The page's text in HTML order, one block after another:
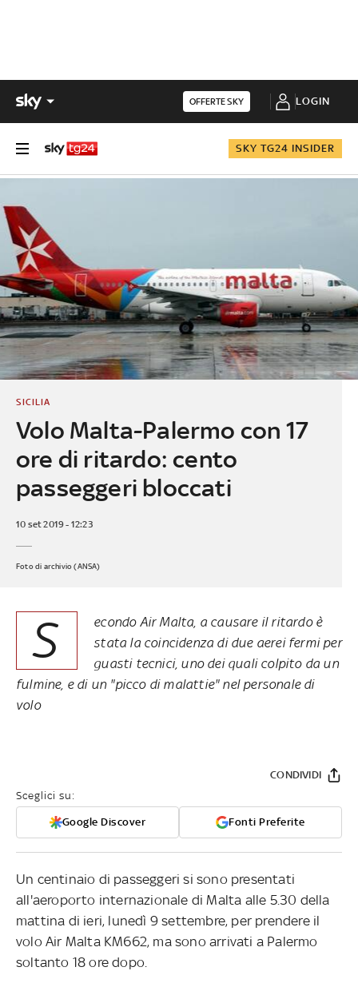
OFFERTE SKY LOGIN
SKY TG24 INSIDER
Volo Malta-Palermo con 17
ore di ritardo: cento
passeggeri bloccati
SICILIA
10 set 2019 - 12:23
Foto di archivio (ANSA)
S
econdo Air Malta, a causare il ritardo è
stata la coincidenza di due aerei fermi per
guasti tecnici, uno dei quali colpito da un
fulmine, e di un "picco di malattie" nel personale di
volo
Sceglici su:
Google Discover Fonti Preferite
CONDIVIDI
Un centinaio di passeggeri si sono presentati
all'aeroporto internazionale di Malta alle 5.30 della
mattina di ieri, lunedì 9 settembre, per prendere il
volo Air Malta KM662, ma sono arrivati a Palermo
soltanto 18 ore dopo.